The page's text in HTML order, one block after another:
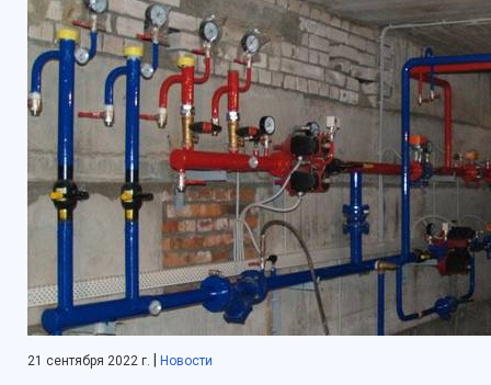
21 сентября 2022 г. Новости